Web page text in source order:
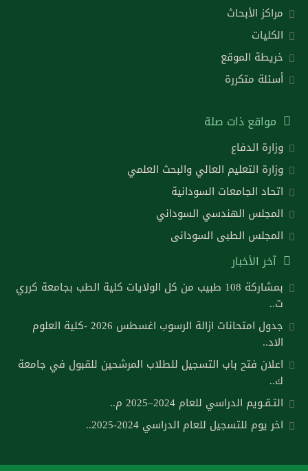
مراكز الأبحاث
الكليات
خريطة الموقع
أسئلة متكررة
مواقع ذات صلة
وزارة الدفاع
وزارة التعليم العالي والبحث العلمي
اتحاد الجامعات السودانية
المجلس الهندسي السوداني
المجلس الطبى السودانى
آخر الأخبار
بمشاركة 108 طبيب من كل الولايات كلية الطب بجامعة كرري
ت..
جدول امتحانات ازالة الرسوب اغسطس 2026 -كلية العلوم
الاد..
اعلان فتح باب التسجيل للطلاب المرشحين للقبول في جامعة
ك..
التـقـويم الدراسي للعام 2024–2025 م..
اخر يوم للتسجيل للعام الدراسي 2024-2025..